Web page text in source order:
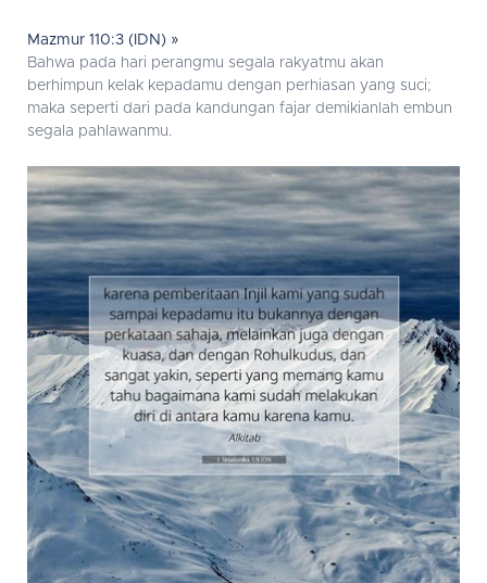
Mazmur 110:3 (IDN) »
Bahwa pada hari perangmu segala rakyatmu akan
berhimpun kelak kepadamu dengan perhiasan yang suci;
maka seperti dari pada kandungan fajar demikianlah embun
segala pahlawanmu.